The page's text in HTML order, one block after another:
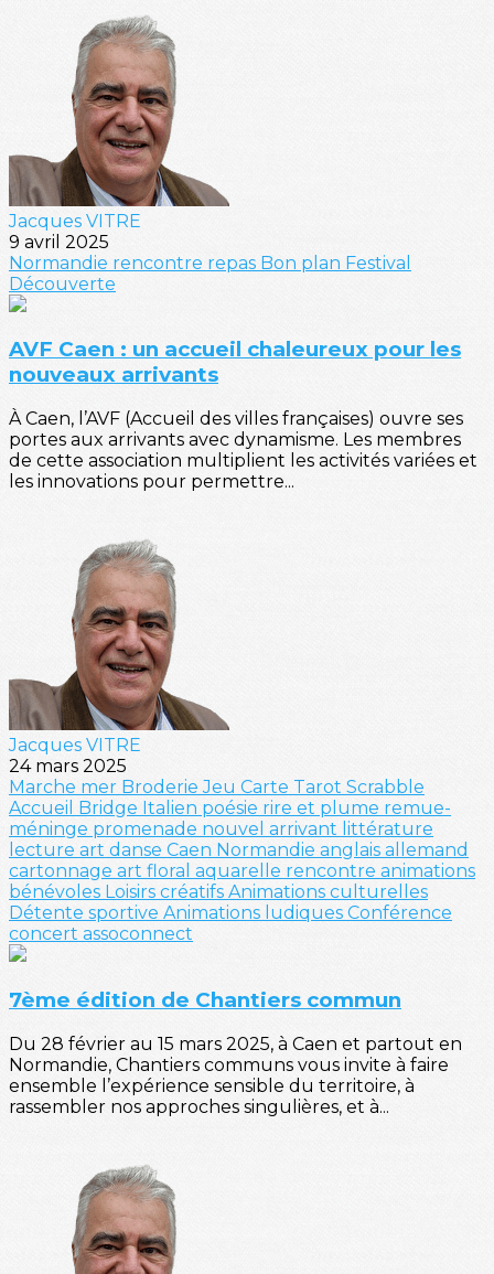
Jacques VITRE
9 avril 2025
Normandie rencontre repas Bon plan Festival
Découverte
AVF Caen : un accueil chaleureux pour les
nouveaux arrivants
À Caen, l’AVF (Accueil des villes françaises) ouvre ses
portes aux arrivants avec dynamisme. Les membres
de cette association multiplient les activités variées et
les innovations pour permettre...
Jacques VITRE
24 mars 2025
Marche mer BroderieJeu Carte Tarot Scrabble
Accueil Bridge Italien poésie rire et plume remue-
méninge promenade nouvel arrivant littérature
lecture art danse Caen Normandie anglais allemand
cartonnage art floral aquarelle rencontre animations
bénévoles Loisirs créatifs Animations culturelles
Détente sportive Animations ludiques Conférence
concert assoconnect
7ème édition de Chantiers commun
Du 28 février au 15 mars 2025, à Caen et partout en
Normandie, Chantiers communs vous invite à faire
ensemble l’expérience sensible du territoire, à
rassembler nos approches singulières, et à...